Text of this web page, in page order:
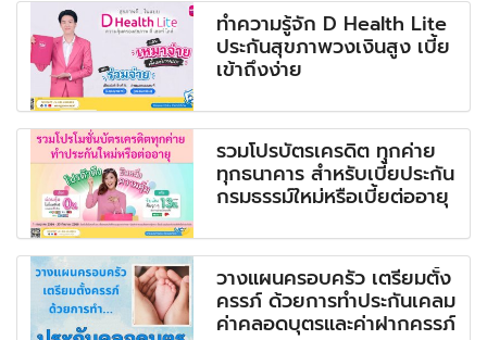
ทำความรู้จัก D Health Lite
ประกันสุขภาพวงเงินสูง เบี้ย
เข้าถึงง่าย
รวมโปรบัตรเครดิต ทุกค่าย
ทุกธนาคาร สำหรับเบี้ยประกัน
กรมธรรม์ใหม่หรือเบี้ยต่ออายุ
วางแผนครอบครัว เตรียมตั้ง
ครรภ์ ด้วยการทำประกันเคลม
ค่าคลอดบุตรและค่าฝากครรภ์